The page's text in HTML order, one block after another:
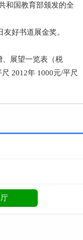
和国教育部颁发的全
好书道展金奖。
展望一览表（税
2012年 1000元/平尺